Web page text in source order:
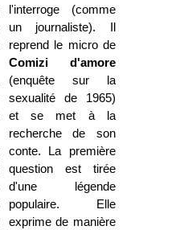
l'interroge (comme
un journaliste). Il
reprend le micro de
Comizi d'amore
(enquête sur la
sexualité de 1965)
et se met à la
recherche de son
conte. La première
question est tirée
d'une légende
populaire. Elle
exprime de manière